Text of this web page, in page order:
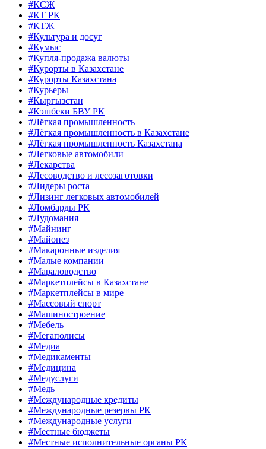
#КСЖ
#КТ РК
#КТЖ
#Культура и досуг
#Кумыс
#Купля-продажа валюты
#Курорты в Казахстане
#Курорты Казахстана
#Курьеры
#Кыргызстан
#Кэшбеки БВУ РК
#Лёгкая промышленность
#Лёгкая промышленность в Казахстане
#Лёгкая промышленность Казахстана
#Легковые автомобили
#Лекарства
#Лесоводство и лесозаготовки
#Лидеры роста
#Лизинг легковых автомобилей
#Ломбарды РК
#Лудомания
#Майнинг
#Майонез
#Макаронные изделия
#Малые компании
#Мараловодство
#Маркетплейсы в Казахстане
#Маркетплейсы в мире
#Массовый спорт
#Машиностроение
#Мебель
#Мегаполисы
#Медиа
#Медикаменты
#Медицина
#Медуслуги
#Медь
#Международные кредиты
#Международные резервы РК
#Международные услуги
#Местные бюджеты
#Местные исполнительные органы РК